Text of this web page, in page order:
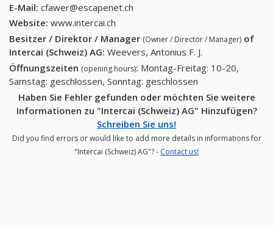
E-Mail: cfawer@escapenet.ch
Website: www.intercai.ch
Besitzer / Direktor / Manager (Owner / Director / Manager) of
Intercai (Schweiz) AG: Weevers, Antonius F. J.
Öffnungszeiten (opening hours): Montag-Freitag: 10-20,
Samstag: geschlossen, Sonntag: geschlossen
Haben Sie Fehler gefunden oder möchten Sie weitere
Informationen zu "Intercai (Schweiz) AG" Hinzufügen?
Schreiben Sie uns!
Did you find errors or would like to add more details in informations for
"Intercai (Schweiz) AG"? - Contact us!